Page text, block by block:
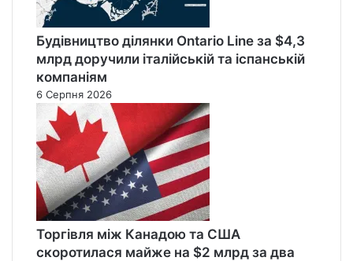
Будівництво ділянки Ontario Line за $4,3
млрд доручили італійській та іспанській
компаніям
6 Серпня 2026
Торгівля між Канадою та США
скоротилася майже на $2 млрд за два